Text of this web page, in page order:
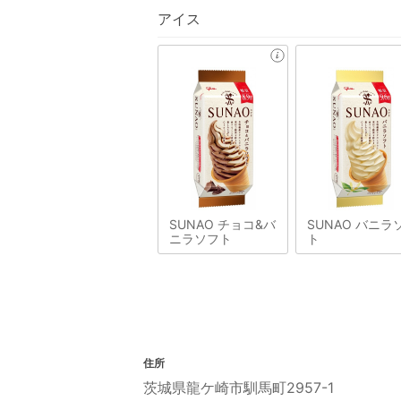
アイス
SUNAO チョコ&バ
ニラソフト
SUNAO バニラ
ト
住所
茨城県龍ケ崎市馴馬町2957-1